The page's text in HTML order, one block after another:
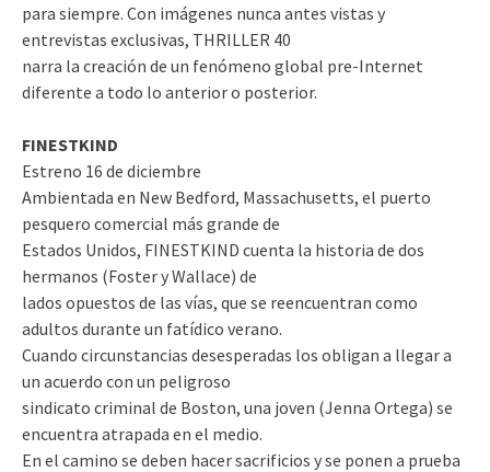
para siempre. Con imágenes nunca antes vistas y
entrevistas exclusivas, THRILLER 40
narra la creación de un fenómeno global pre-Internet
diferente a todo lo anterior o posterior.
FINESTKIND
Estreno 16 de diciembre
Ambientada en New Bedford, Massachusetts, el puerto
pesquero comercial más grande de
Estados Unidos, FINESTKIND cuenta la historia de dos
hermanos (Foster y Wallace) de
lados opuestos de las vías, que se reencuentran como
adultos durante un fatídico verano.
Cuando circunstancias desesperadas los obligan a llegar a
un acuerdo con un peligroso
sindicato criminal de Boston, una joven (Jenna Ortega) se
encuentra atrapada en el medio.
En el camino se deben hacer sacrificios y se ponen a prueba